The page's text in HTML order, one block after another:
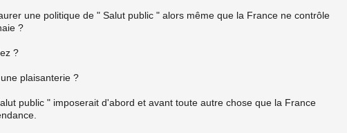
une politique de " Salut public " alors même que la France ne contrôle
?
?
plaisanterie ?
public " imposerait d'abord et avant toute autre chose que la France